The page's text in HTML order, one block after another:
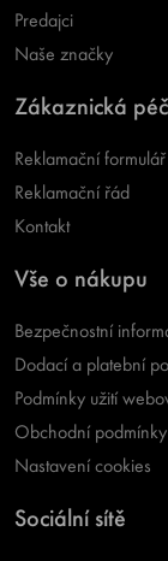
Predajci
Naše značky
Zákaznická
Reklamační formulář
Reklamační řád
Kontakt
Vše o nákupu
Bezpečnostní
Dodací a platební
Podmínky užití
Obchodní podmínky
Nastavení cookies
Sociální sítě